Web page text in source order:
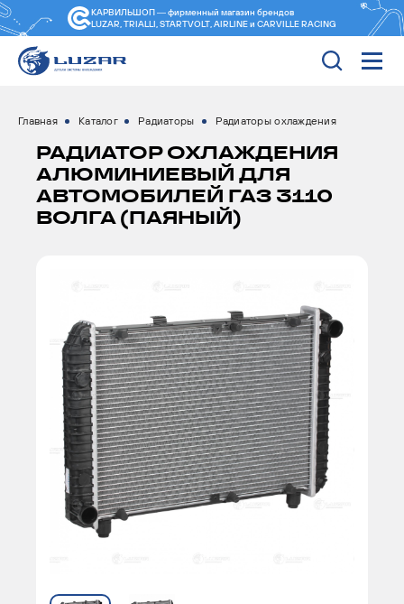
КАРВИЛЬШОП — фирменный магазин брендов
LUZAR, TRIALLI, STARTVOLT, AIRLINE и CARVILLE RACING
Главная Каталог Радиаторы Радиаторы охлаждения
РАДИАТОР ОХЛАЖДЕНИЯ
АЛЮМИНИЕВЫЙ ДЛЯ
АВТОМОБИЛЕЙ ГАЗ 3110
ВОЛГА (ПАЯНЫЙ)